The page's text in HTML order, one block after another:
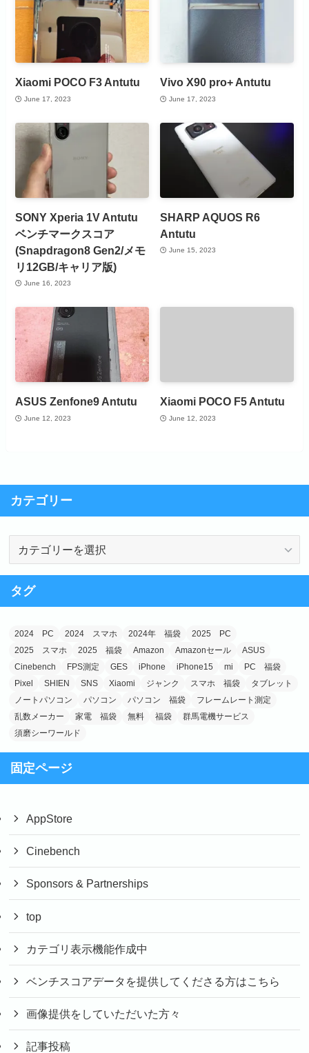
Xiaomi POCO F3 Antutu
June 17, 2023
Vivo X90 pro+ Antutu
June 17, 2023
SONY Xperia 1V Antutu
ベンチマークスコア
(Snapdragon8 Gen2/メモ
リ12GB/キャリア版)
June 16, 2023
SHARP AQUOS R6
Antutu
June 15, 2023
ASUS Zenfone9 Antutu
June 12, 2023
Xiaomi POCO F5 Antutu
June 12, 2023
カテゴリー
ゴ
リ
タグ
2024 PC 2024 スマホ 2024年 福袋
2025 PC
2025 スマホ
2025 福袋 Amazon Amazonセール
ASUS
Cinebench
FPS測定 GES iPhone iPhone15 mi
PC 福袋
Pixel
SHIEN SNS Xiaomi ジャンク スマホ 福袋
タブレット
ノートパソコン
パソコン パソコン 福袋
フレームレート測定
乱数メーカー
家電 福袋 無料 福袋
群馬電機サービス
須磨シーワールド
固定ページ
AppStore
Cinebench
Sponsors & Partnerships
top
カテゴリ表示機能作成中
ベンチスコアデータを提供してくださる方はこちら
画像提供をしていただいた方々
記事投稿